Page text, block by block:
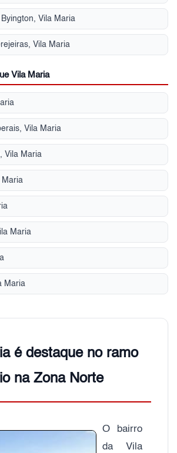
Vila Maria
Vila Maria
Vila Maria
Vila Maria
Vila Maria
Maria
Maria
Maria
é destaque no ramo
na Zona Norte
O bairro
da Vila